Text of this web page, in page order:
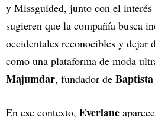
y Missguided, junto con el interés
sugieren que la compañía busca
occidentales reconocibles y dejar
como una plataforma de moda
Majumdar, fundador de
En ese contexto, Everlane